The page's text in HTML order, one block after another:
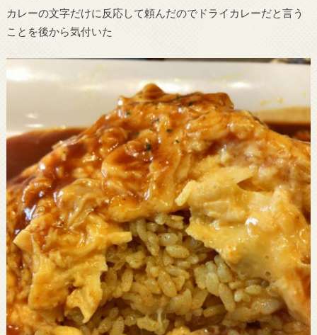
カレーの文字だけに反応して頼んだのでドライカレーだと言う
ことを後から気付いた